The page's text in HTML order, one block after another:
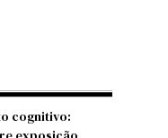
cognitivo: